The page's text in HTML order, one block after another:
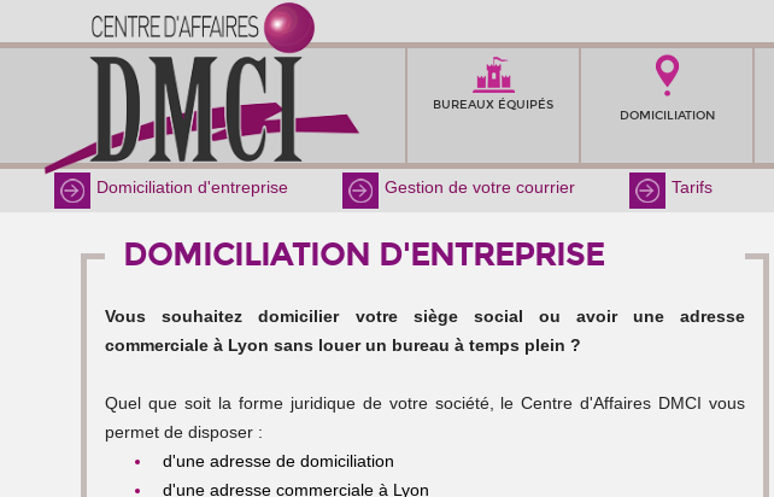
BUREAUX ÉQUIPÉS
DOMICILIATION
Domiciliation d'entreprise Gestion de votre courrier Tarifs
DOMICILIATION D'ENTREPRISE
Vous souhaitez domicilier votre siège social ou avoir une adresse
commerciale à Lyon sans louer un bureau à temps plein ?
Quel que soit la forme juridique de votre société, le Centre d'Affaires DMCI vous
permet de disposer :
d'une adresse de domiciliation
d'une adresse commerciale à Lyon